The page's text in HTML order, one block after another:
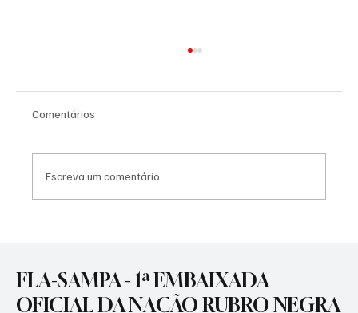
ajustes no time para o segundo semestre
Comentários
Escreva um comentário
FLA-SAMPA - 1ª EMBAIXADA
OFICIAL DA NAÇÃO RUBRO NEGRA